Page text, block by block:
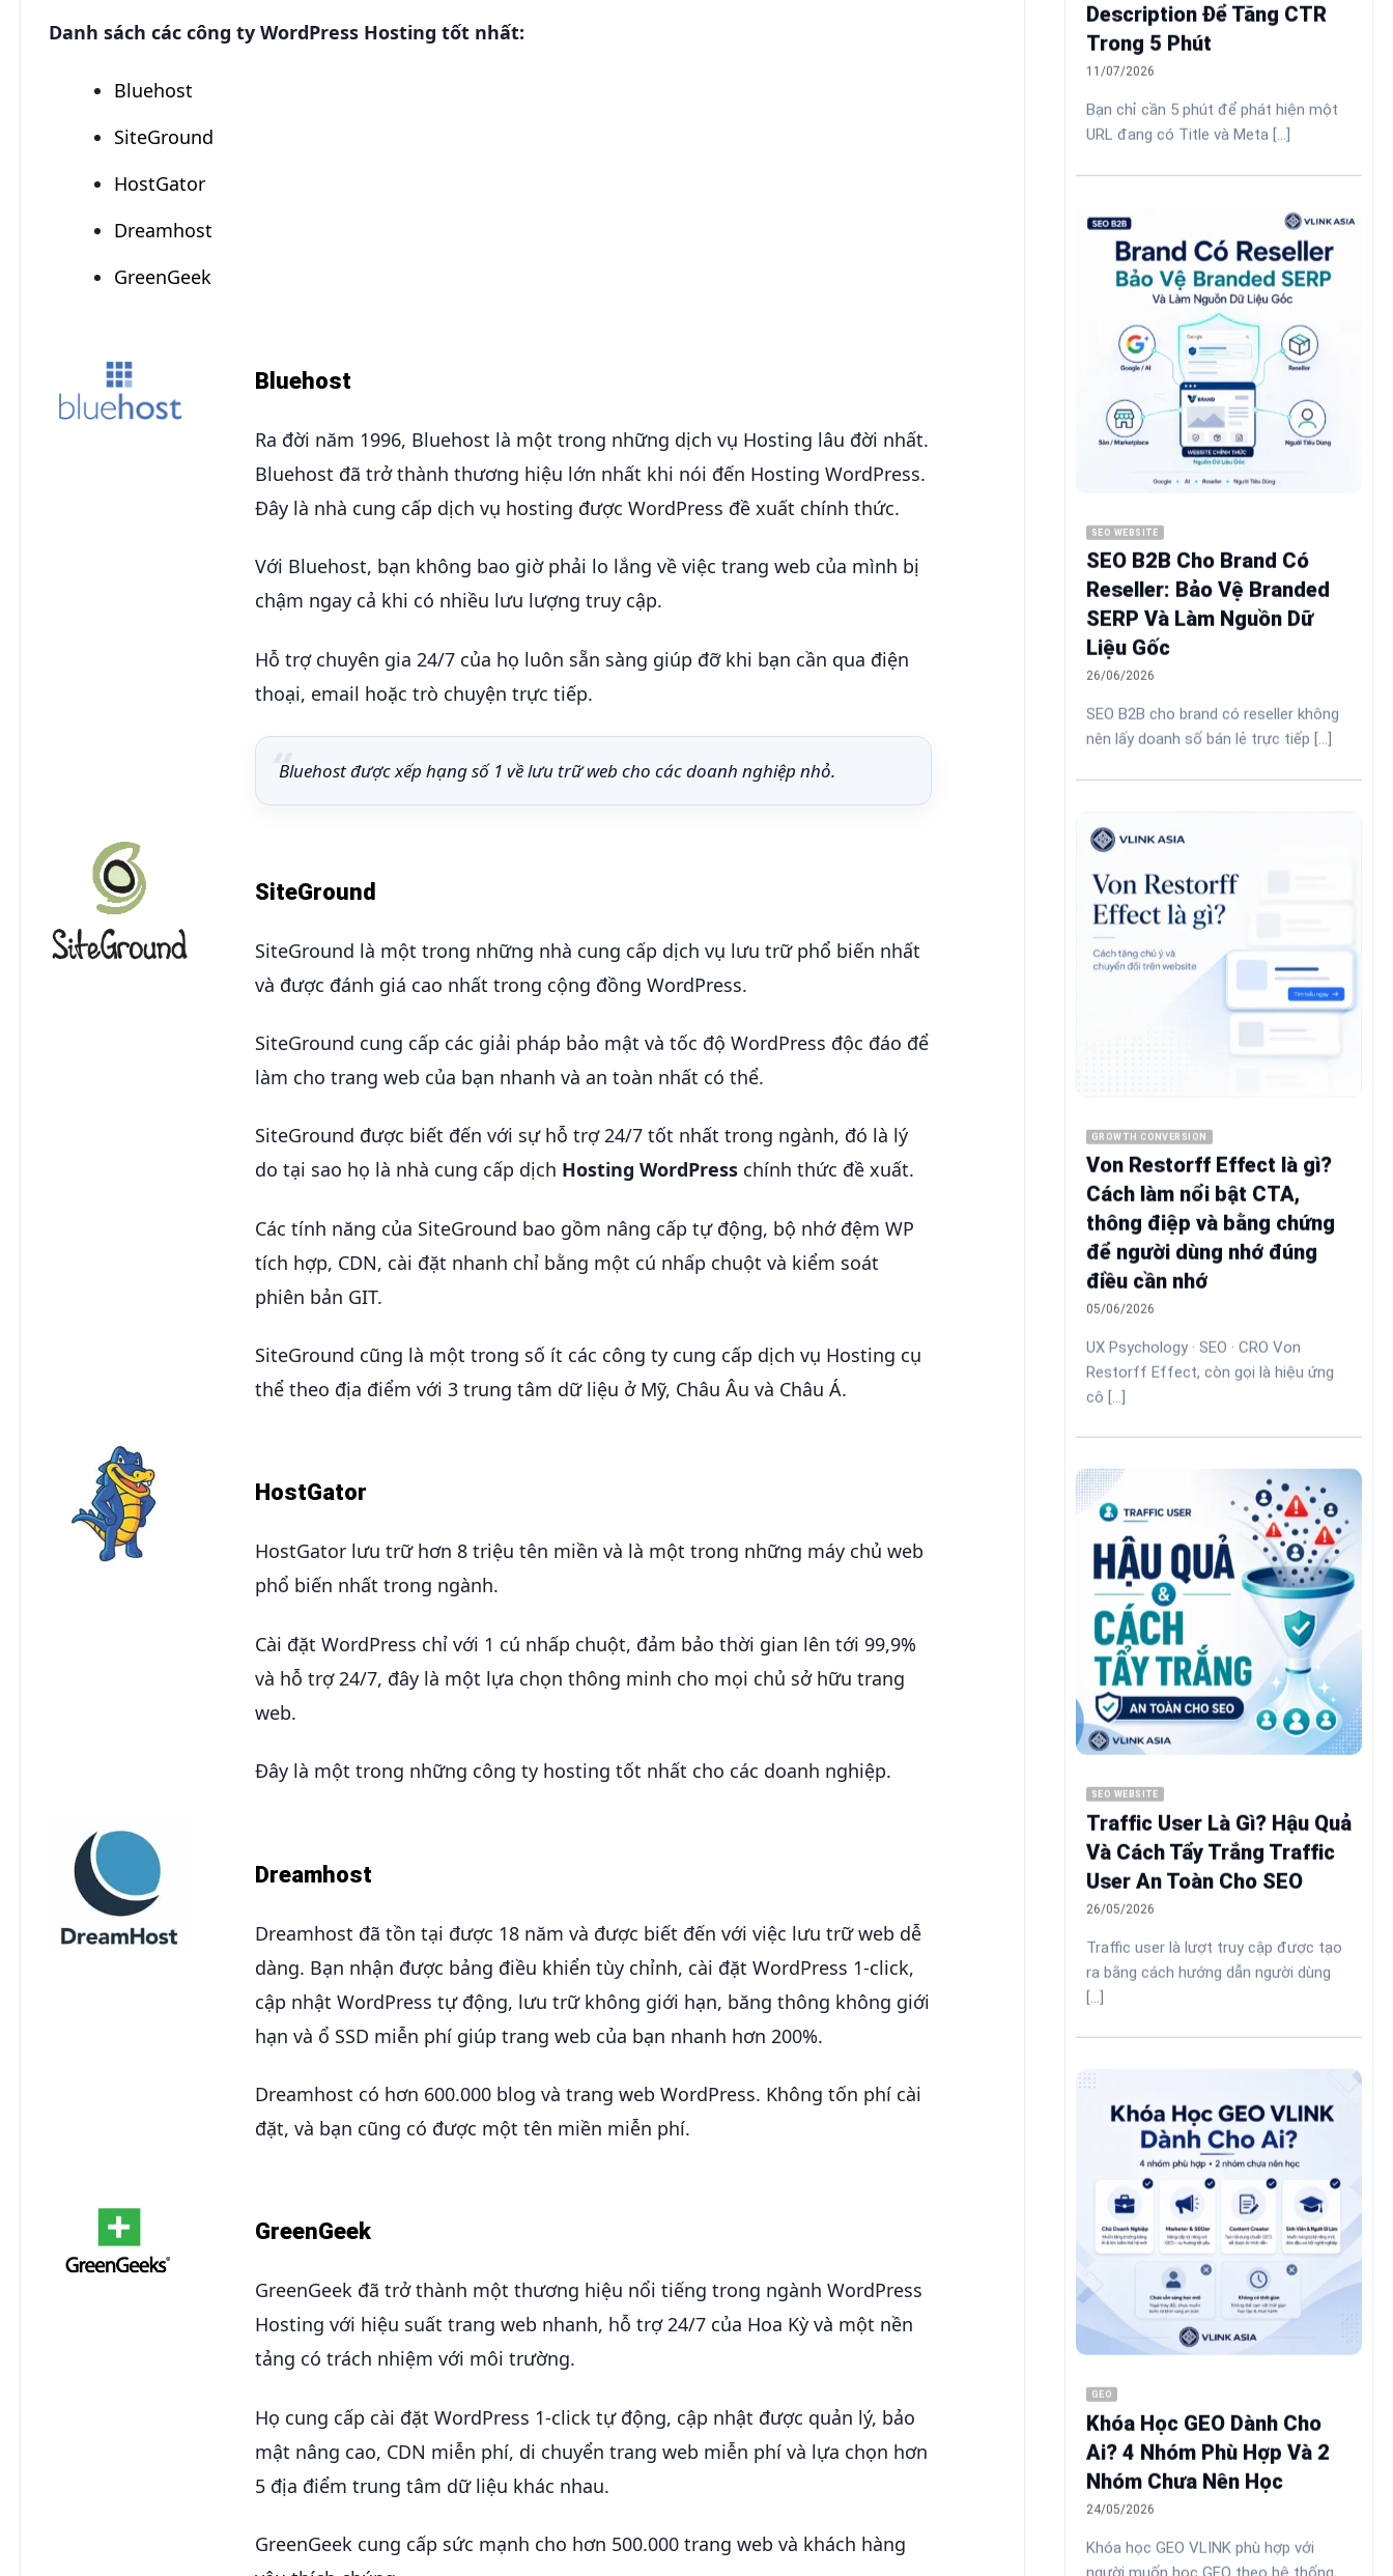
Danh sách các công ty WordPress Hosting tốt nhất:
Bluehost
SiteGround
HostGator
Dreamhost
GreenGeek
Bluehost
Ra đời năm 1996, Bluehost là một trong những dịch vụ Hosting lâu đời nhất.
Bluehost đã trở thành thương hiệu lớn nhất khi nói đến Hosting WordPress.
Đây là nhà cung cấp dịch vụ hosting được WordPress đề xuất chính thức.
Với Bluehost, bạn không bao giờ phải lo lắng về việc trang web của mình bị
chậm ngay cả khi có nhiều lưu lượng truy cập.
Hỗ trợ chuyên gia 24/7 của họ luôn sẵn sàng giúp đỡ khi bạn cần qua điện
thoại, email hoặc trò chuyện trực tiếp.
Bluehost được xếp hạng số 1 về lưu trữ web cho các doanh nghiệp nhỏ.
SiteGround
SiteGround là một trong những nhà cung cấp dịch vụ lưu trữ phổ biến nhất
và được đánh giá cao nhất trong cộng đồng WordPress.
SiteGround cung cấp các giải pháp bảo mật và tốc độ WordPress độc đáo để
làm cho trang web của bạn nhanh và an toàn nhất có thể.
SiteGround được biết đến với sự hỗ trợ 24/7 tốt nhất trong ngành, đó là lý
do tại sao họ là nhà cung cấp dịch Hosting WordPress chính thức đề xuất.
Các tính năng của SiteGround bao gồm nâng cấp tự động, bộ nhớ đệm WP
tích hợp, CDN, cài đặt nhanh chỉ bằng một cú nhấp chuột và kiểm soát
phiên bản GIT.
SiteGround cũng là một trong số ít các công ty cung cấp dịch vụ Hosting cụ
thể theo địa điểm với 3 trung tâm dữ liệu ở Mỹ, Châu Âu và Châu Á.
HostGator
HostGator lưu trữ hơn 8 triệu tên miền và là một trong những máy chủ web
phổ biến nhất trong ngành.
Cài đặt WordPress chỉ với 1 cú nhấp chuột, đảm bảo thời gian lên tới 99,9%
và hỗ trợ 24/7, đây là một lựa chọn thông minh cho mọi chủ sở hữu trang
web.
Đây là một trong những công ty hosting tốt nhất cho các doanh nghiệp.
Dreamhost
Dreamhost đã tồn tại được 18 năm và được biết đến với việc lưu trữ web dễ
dàng. Bạn nhận được bảng điều khiển tùy chỉnh, cài đặt WordPress 1-click,
cập nhật WordPress tự động, lưu trữ không giới hạn, băng thông không giới
hạn và ổ SSD miễn phí giúp trang web của bạn nhanh hơn 200%.
Dreamhost có hơn 600.000 blog và trang web WordPress. Không tốn phí cài
đặt, và bạn cũng có được một tên miền miễn phí.
GreenGeek
GreenGeek đã trở thành một thương hiệu nổi tiếng trong ngành WordPress
Hosting với hiệu suất trang web nhanh, hỗ trợ 24/7 của Hoa Kỳ và một nền
tảng có trách nhiệm với môi trường.
Họ cung cấp cài đặt WordPress 1-click tự động, cập nhật được quản lý, bảo
mật nâng cao, CDN miễn phí, di chuyển trang web miễn phí và lựa chọn hơn
5 địa điểm trung tâm dữ liệu khác nhau.
GreenGeek cung cấp sức mạnh cho hơn 500.000 trang web và khách hàng
Description Để Tăng CTR
Trong 5 Phút
11/07/2026
Bạn chỉ cần 5 phút để phát hiện một
URL đang có Title và Meta [...]
SEO WEBSITE
SEO B2B Cho Brand Có
Reseller: Bảo Vệ Branded
SERP Và Làm Nguồn Dữ
Liệu Gốc
26/06/2026
SEO B2B cho brand có reseller không
nên lấy doanh số bán lẻ trực tiếp [...]
GROWTH CONVERSION
Von Restorff Effect là gì?
Cách làm nổi bật CTA,
thông điệp và bằng chứng
để người dùng nhớ đúng
điều cần nhớ
05/06/2026
UX Psychology · SEO · CRO Von
Restorff Effect, còn gọi là hiệu ứng
cô [...]
SEO WEBSITE
Traffic User Là Gì? Hậu Quả
Và Cách Tẩy Trắng Traffic
User An Toàn Cho SEO
26/05/2026
Traffic user là lượt truy cập được tạo
ra bằng cách hướng dẫn người dùng
[...]
GEO
Khóa Học GEO Dành Cho
Ai? 4 Nhóm Phù Hợp Và 2
Nhóm Chưa Nên Học
24/05/2026
Khóa học GEO VLINK phù hợp với